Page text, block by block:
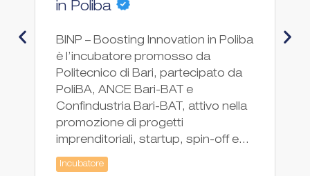
in Poliba
BINP – Boosting Innovation in Poliba
è l’incubatore promosso da
Politecnico di Bari, partecipato da
PoliBA, ANCE Bari-BAT e
Confindustria Bari-BAT, attivo nella
promozione di progetti
imprenditoriali, startup, spin-off e...
Incubatore